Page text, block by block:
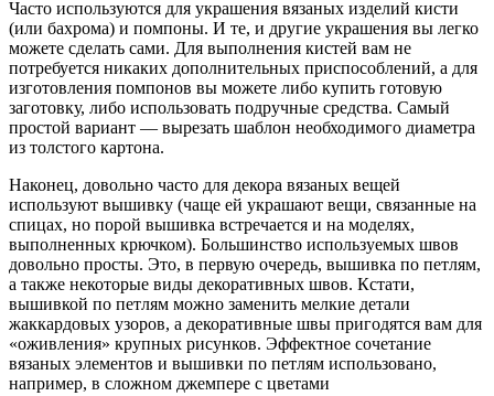
Часто используются для украшения вязаных изделий кисти
(или бахрома) и помпоны. И те, и другие украшения вы легко
можете сделать сами. Для выполнения кистей вам не
потребуется никаких дополнительных приспособлений, а для
изготовления помпонов вы можете либо купить готовую
заготовку, либо использовать подручные средства. Самый
простой вариант — вырезать шаблон необходимого диаметра
из толстого картона.
Наконец, довольно часто для декора вязаных вещей
используют вышивку (чаще ей украшают вещи, связанные на
спицах, но порой вышивка встречается и на моделях,
выполненных крючком). Большинство используемых швов
довольно просты. Это, в первую очередь, вышивка по петлям,
а также некоторые виды декоративных швов. Кстати,
вышивкой по петлям можно заменить мелкие детали
жаккардовых узоров, а декоративные швы пригодятся вам для
«оживления» крупных рисунков. Эффектное сочетание
вязаных элементов и вышивки по петлям использовано,
например, в сложном джемпере с цветами